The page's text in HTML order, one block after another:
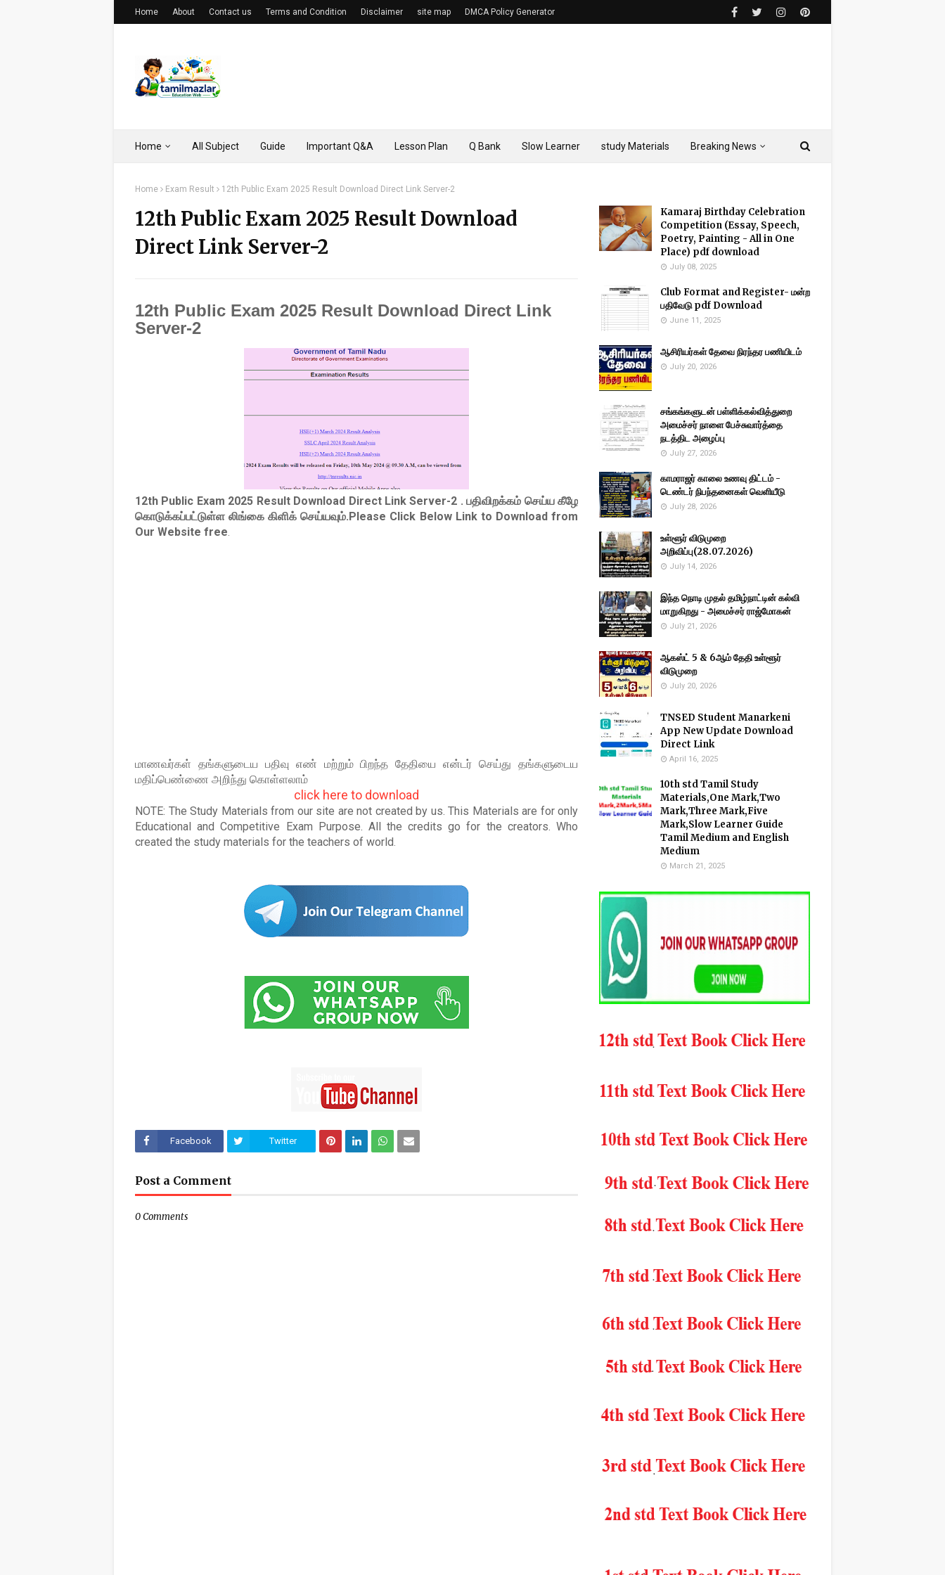
Home About Contact us Terms and Condition Disclaimer site map DMCA Policy Generator
Home All Subject Guide Important Q&A Lesson Plan Q Bank Slow Learner study Materials Breaking News
Home Exam Result 12th Public Exam 2025 Result Download Direct Link Server-2
12th Public Exam 2025 Result Download
Direct Link Server-2
12th Public Exam 2025 Result Download Direct Link
Server-2
12th Public Exam 2025 Result Download Direct Link Server-2 . பதிவிறக்கம் செய்ய கீழே
கொடுக்கப்பட்டுள்ள லிங்கை கிளிக் செய்யவும்.Please Click Below Link to Download from
Our Website free
மாணவர்கள் தங்களுடைய பதிவு எண் மற்றும் பிறந்த தேதியை என்டர் செய்து தங்களுடைய
மதிப்பெண்ணை அறிந்து கொள்ளலாம்
click here to download
NOTE: The Study Materials from our site are not created by us. This Materials are for only
Educational and Competitive Exam Purpose. All the credits go for the creators. Who
created the study materials for the teachers of world
Facebook Twitter
Post a Comment
0 Comments
Kamaraj Birthday Celebration
Competition (Essay, Speech,
Poetry, Painting - All in One
Place) pdf download
July 08, 2025
Club Format and Register- மன்ற
பதிவேடு pdf Download
June 11, 2025
ஆசிரியர்கள் தேவை நிரந்தர பணியிடம்
July 20, 2026
சங்கங்களுடன் பள்ளிக்கல்வித்துறை
அமைச்சர் நாளை பேச்சுவார்த்தை
நடத்திட அழைப்பு
July 27, 2026
காமராஜர் காலை உணவு திட்டம் -
டெண்டர் நிபந்தனைகள் வெளியீடு
July 28, 2026
உள்ளூர் விடுமுறை
அறிவிப்பு(28.07.2026)
July 14, 2026
இந்த நொடி முதல் தமிழ்நாட்டின் கல்வி
மாறுகிறது - அமைச்சர் ராஜ்மோகன்
July 21, 2026
ஆகஸ்ட் 5 & 6ஆம் தேதி உள்ளூர்
விடுமுறை
July 20, 2026
TNSED Student Manarkeni
App New Update Download
Direct Link
April 16, 2025
10th std Tamil Study
Materials,One Mark,Two
Mark,Three Mark,Five
Mark,Slow Learner Guide
Tamil Medium and English
Medium
March 21, 2025